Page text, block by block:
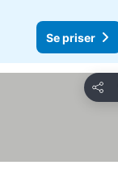
Se priser
Dela